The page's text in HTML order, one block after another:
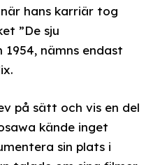
hans karriär tog
”De sju
1954, nämns endast
på sätt och vis en del
kände inget
sin plats i